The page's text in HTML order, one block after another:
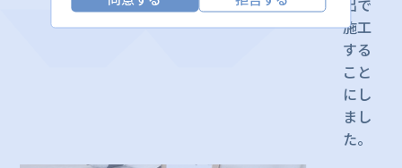
出で
施工
する
こと
にし
まし
た。